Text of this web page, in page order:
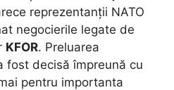
reprezentanții NATO
negocierile legate de
KFOR. Preluarea
fost decisă împreună cu
pentru importanta